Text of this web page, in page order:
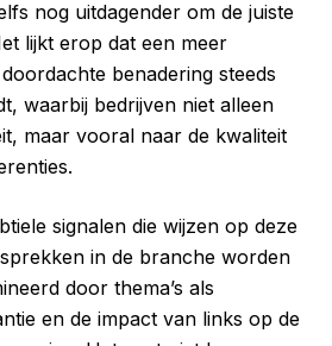
nog uitdagender om de juiste
lijkt erop dat een meer
benadering steeds
waarbij bedrijven niet alleen
maar vooral naar de kwaliteit
signalen die wijzen op deze
in de branche worden
door thema’s als
en de impact van links op de